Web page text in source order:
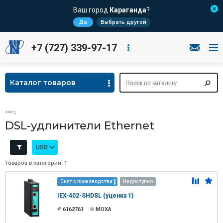
Ваш город Караганда?
Да Выбрать другой
+7 (727) 339-97-17
Каталог товаров
DSL-удлинители Ethernet
USD
Товаров в категории: 1
Снят с производства Недоступно
IEX-402-SHDSL (уценка 1)
6162761 MOXA